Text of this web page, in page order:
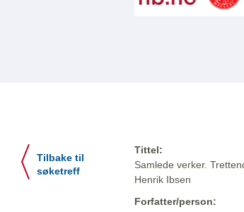
Tilbake til
søketreff
Tittel:
Samlede verker.
Henrik Ibsen
Forfatter/person: